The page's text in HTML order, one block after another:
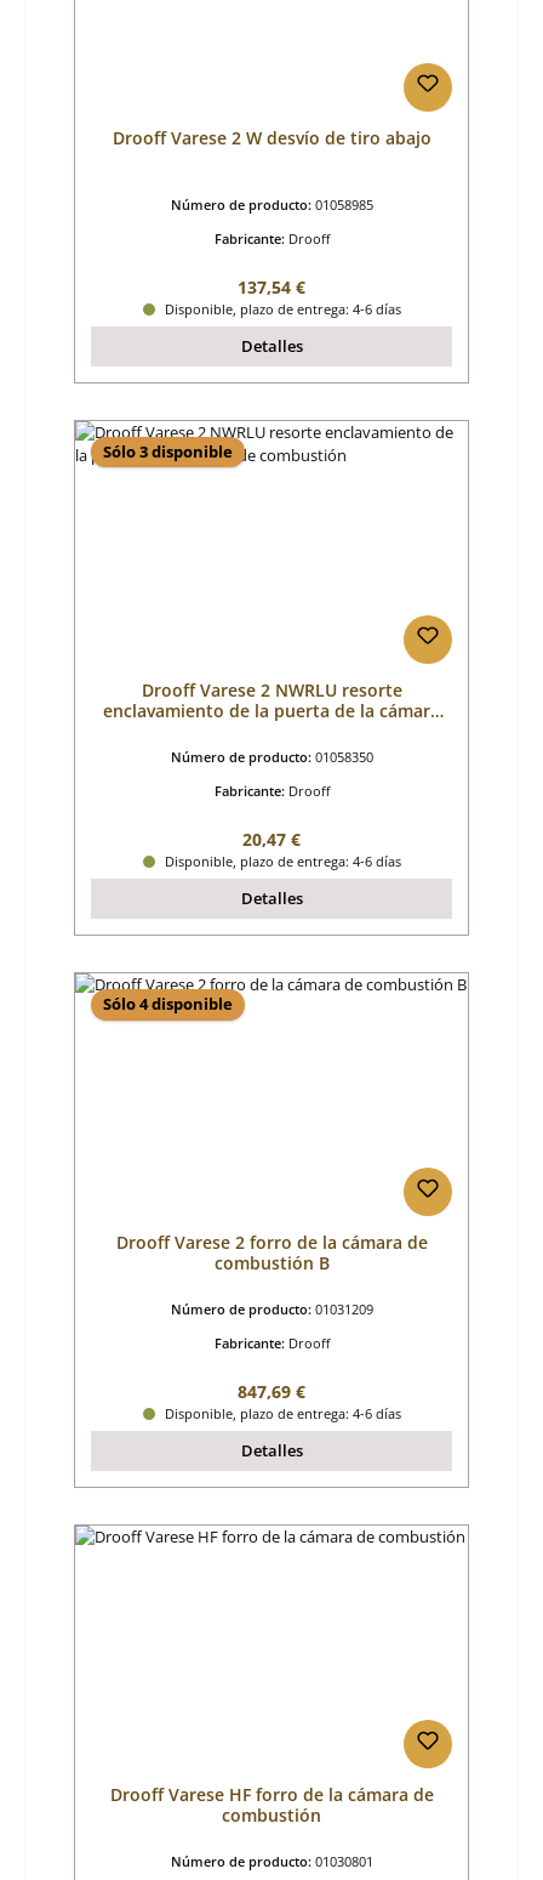
Drooff Varese 2 W desvío de tiro abajo
Número de producto: 01058985
Fabricante: Drooff
Precio normal:
137,54 €
Disponible, plazo de entrega: 4-6 días
Detalles
Sólo 3 disponible
Drooff Varese 2 NWRLU resorte
enclavamiento de la puerta de la cámara
Número de producto: 01058350
Fabricante: Drooff
Precio normal:
20,47 €
Disponible, plazo de entrega: 4-6 días
Detalles
Sólo 4 disponible
Drooff Varese 2 forro de la cámara de
combustión B
Número de producto: 01031209
Fabricante: Drooff
Precio normal:
847,69 €
Disponible, plazo de entrega: 4-6 días
Detalles
Drooff Varese HF forro de la cámara de
combustión
Número de producto: 01030801